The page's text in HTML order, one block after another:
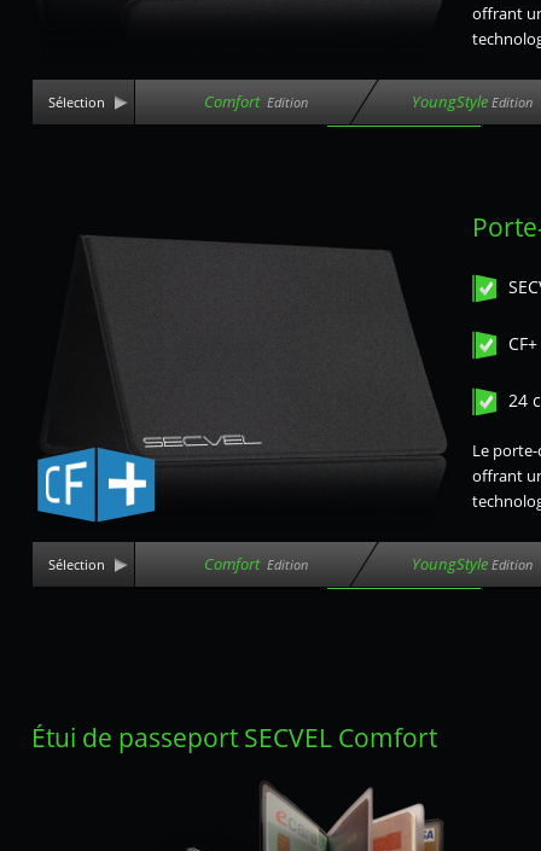
offrant
Sélection Comfort Edition YoungStyle Edition
24
Le
offrant
Sélection Comfort Edition YoungStyle Edition
Étui de passeport SECVEL Comfort